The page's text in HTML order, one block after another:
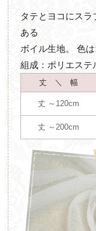
タテとヨコにス
ある
ボイル生地。 色は
組成：ポリエステ
丈 ＼ 幅
丈 ～120cm
丈 ～200cm